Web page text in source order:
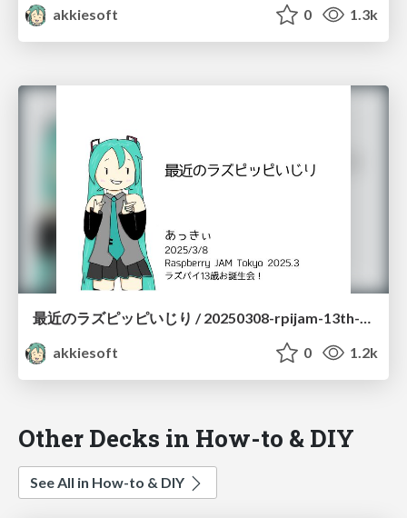
akkiesoft
0 1.3k
最近のラズピッピいじり / 20250308-rpijam-13th-birthday
akkiesoft
0 1.2k
Other Decks in How-to & DIY
See All in How-to & DIY